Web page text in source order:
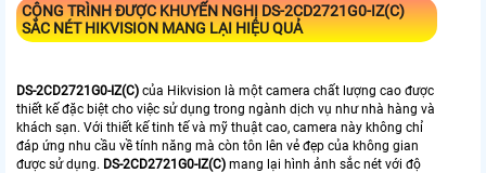
CÔNG TRÌNH ĐƯỢC KHUYẾN NGHỊDS-2CD2721G0-IZ(C)
SẮC NÉT HIKVISION MANG LẠI HIỆU QUẢ
DS-2CD2721G0-IZ(C) của Hikvision là một camera chất lượng cao được
thiết kế đặc biệt cho việc sử dụng trong ngành dịch vụ như nhà hàng và
khách sạn. Với thiết kế tinh tế và mỹ thuật cao, camera này không chỉ
đáp ứng nhu cầu về tính năng mà còn tôn lên vẻ đẹp của không gian
được sử dụng. DS-2CD2721G0-IZ(C) mang lại hình ảnh sắc nét với độ